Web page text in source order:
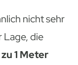
nicht sehr
Lage, die
1 Meter